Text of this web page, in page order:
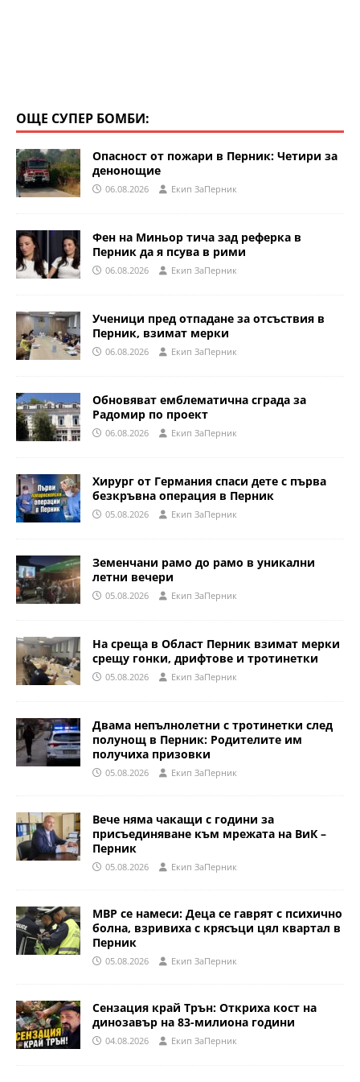
ОЩЕ СУПЕР БОМБИ:
Опасност от пожари в Перник: Четири за
денонощие
06.08.2026 Eкип ЗаПерник
Фен на Миньор тича зад реферка в
Перник да я псува в рими
06.08.2026 Eкип ЗаПерник
Ученици пред отпадане за отсъствия в
Перник, взимат мерки
06.08.2026 Eкип ЗаПерник
Обновяват емблематична сграда за
Радомир по проект
06.08.2026 Eкип ЗаПерник
Хирург от Германия спаси дете с първа
безкръвна операция в Перник
05.08.2026 Eкип ЗаПерник
Земенчани рамо до рамо в уникални
летни вечери
05.08.2026 Eкип ЗаПерник
На среща в Област Перник взимат мерки
срещу гонки, дрифтове и тротинетки
05.08.2026 Eкип ЗаПерник
Двама непълнолетни с тротинетки след
полунощ в Перник: Родителите им
получиха призовки
05.08.2026 Eкип ЗаПерник
Вече няма чакащи с години за
присъединяване към мрежата на ВиК –
Перник
05.08.2026 Eкип ЗаПерник
МВР се намеси: Деца се гаврят с психично
болна, взривиха с крясъци цял квартал в
Перник
05.08.2026 Eкип ЗаПерник
Сензация край Трън: Откриха кост на
динозавър на 83-милиона години
04.08.2026 Eкип ЗаПерник